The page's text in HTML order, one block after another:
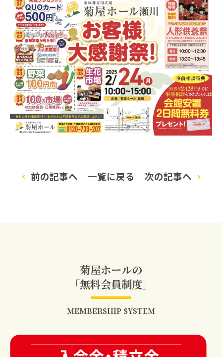
前の記事へ 一覧に戻る 次の記事へ
菊屋ホールの
「無料会員制度」
MEMBERSHIP SYSTEM